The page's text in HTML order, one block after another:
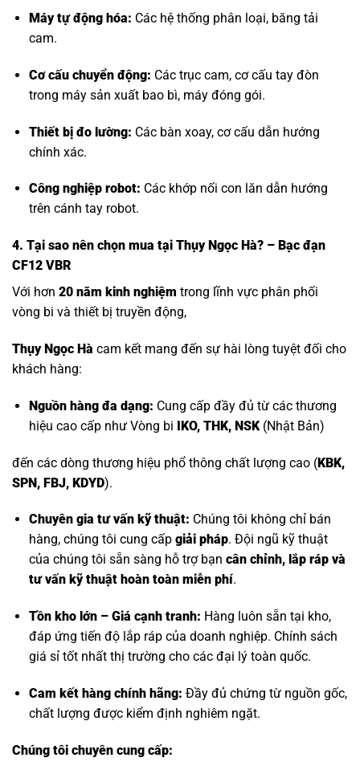
Máy tự động hóa: Các hệ thống phân loại, băng tải
cam.
Cơ cấu chuyển động: Các trục cam, cơ cấu tay đòn
trong máy sản xuất bao bì, máy đóng gói.
Thiết bị đo lường: Các bàn xoay, cơ cấu dẫn hướng
chính xác.
Công nghiệp robot: Các khớp nối con lăn dẫn hướng
trên cánh tay robot.
4. Tại sao nên chọn mua tại Thụy Ngọc Hà? – Bạc đạn
CF12 VBR
Với hơn 20 năm kinh nghiệm trong lĩnh vực phân phối
vòng bi và thiết bị truyền động,
Thụy Ngọc Hà cam kết mang đến sự hài lòng tuyệt đối cho
khách hàng:
Nguồn hàng đa dạng: Cung cấp đầy đủ từ các thương
hiệu cao cấp nhưVòng bi IKO, THK, NSK(Nhật Bản)
đến các dòng thương hiệu phổ thông chất lượng cao (KBK,
SPN, FBJ, KDYD).
Chuyên gia tư vấn kỹ thuật: Chúng tôi không chỉ bán
hàng, chúng tôi cung cấp giải pháp. Đội ngũ kỹ thuật
của chúng tôi sẵn sàng hỗ trợ bạn cân chỉnh, lắp ráp và
tư vấn kỹ thuật hoàn toàn miễn phí.
Tồn kho lớn – Giá cạnh tranh: Hàng luôn sẵn tại kho,
đáp ứng tiến độ lắp ráp của doanh nghiệp. Chính sách
giá sỉ tốt nhất thị trường cho các đại lý toàn quốc.
Cam kết hàng chính hãng: Đầy đủ chứng từ nguồn gốc,
chất lượng được kiểm định nghiêm ngặt.
Chúng tôi chuyên cung cấp: